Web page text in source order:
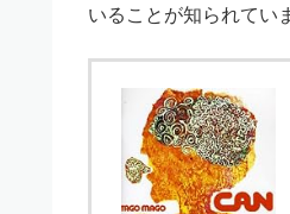
いることが知られてい